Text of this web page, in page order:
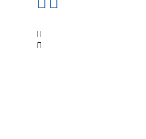
Coeurballa
© Coeurballa